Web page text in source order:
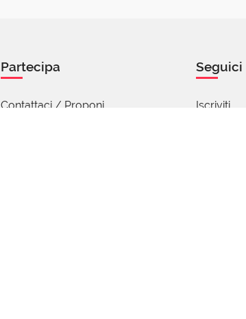
Partecipa
Contattaci / Proponi
Seguici
Iscriviti